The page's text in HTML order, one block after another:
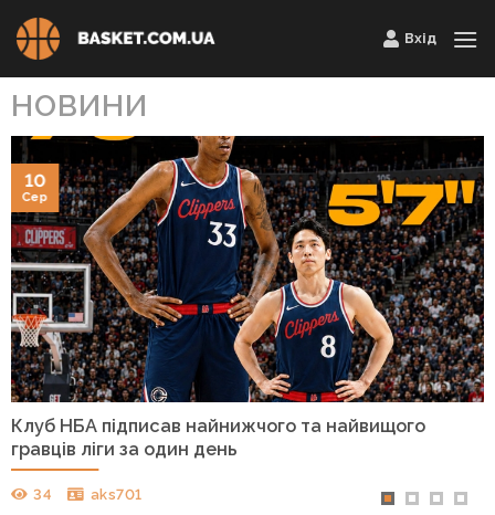
Skip
to
Вхід
НОВИНИ
Клуб НБА підписав найнижчого та найвищого
гравців ліги за один день
34 aks701
10
Сер